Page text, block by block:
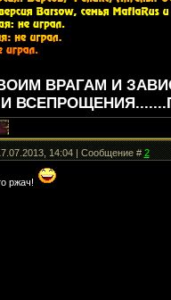
ВРАГАМ И
14:04 | Сообщение #2
ржач!